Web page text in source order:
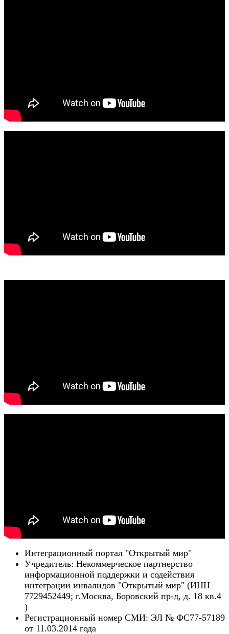
Интеграционный портал "Открытый мир"
Учредитель: Некоммерческое партнерство
информационной поддержки и содействия
интеграции инвалидов "Открытый мир" (ИНН
7729452449; г.Москва, Боровский пр-д, д. 18 кв.4
)
Регистрационный номер СМИ: ЭЛ № ФС77-57189
от 11.03.2014 года